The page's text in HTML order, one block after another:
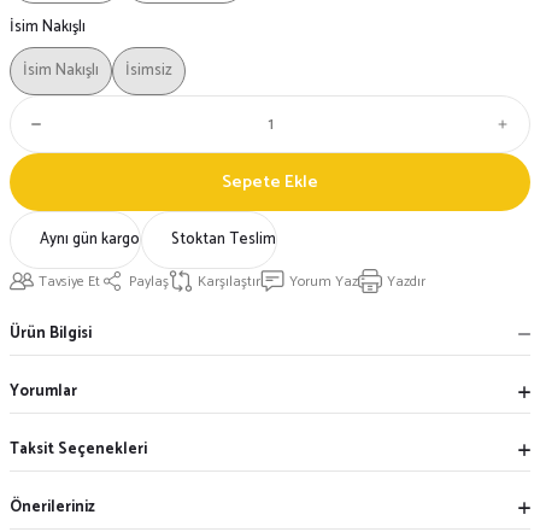
İsim Nakışlı
İsim Nakışlı
İsimsiz
Sepete Ekle
Aynı gün kargo Stoktan Teslim
Tavsiye Et Paylaş Karşılaştır Yorum Yaz Yazdır
Ürün Bilgisi
Yorumlar
Taksit Seçenekleri
Önerileriniz